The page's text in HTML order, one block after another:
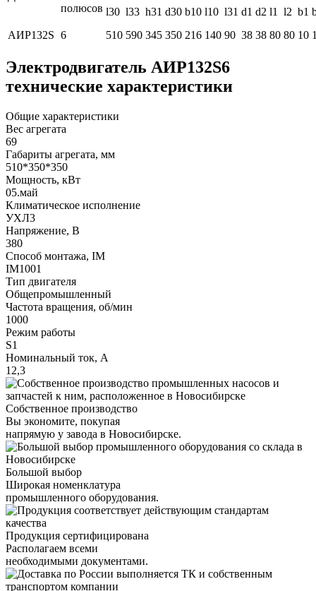
полюсов l30 l33 h31 d30 b10 l10 l31 d1 d2 l1 l2 b1
АИР132S 6 510 590 345 350 216 140 90 38 38 80 80 10
Электродвигатель АИР132S6
технические характеристики
Общие характеристики
Вес агрегата
69
Габариты агрегата, мм
510*350*350
Мощность, кВт
05.май
Климатическое исполнение
УХЛ3
Напряжение, В
380
Способ монтажа, IM
IM1001
Тип двигателя
Общепромышленный
Частота вращения, об/мин
1000
Режим работы
S1
Номинальный ток, А
12,3
Собственное производство
Вы экономите, покупая
напрямую у завода в Новосибирске.
Большой выбор
Широкая номенклатура
промышленного оборудования.
Продукция сертифицирована
Располагаем всеми
необходимыми документами.